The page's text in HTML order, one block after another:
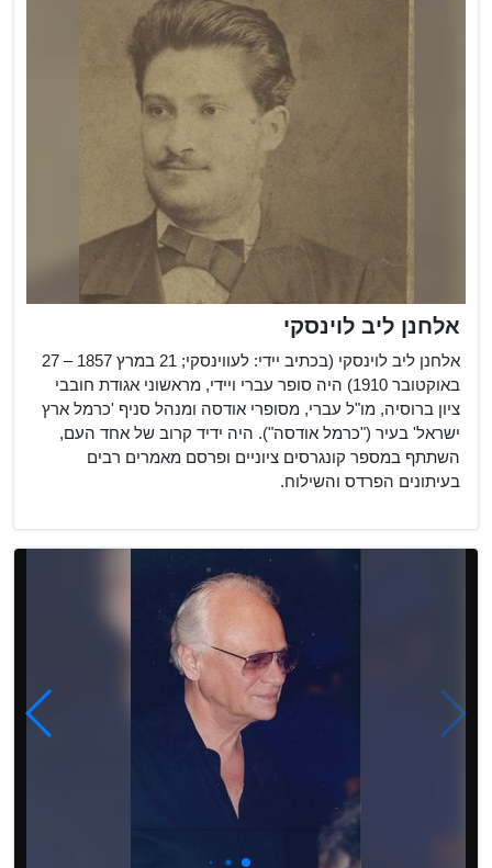
...
אלחנן ליב לוינסקי
אלחנן ליב לוינסקי (בכתיב יידי: לעווינסקי; 21 במרץ 1857 – 27
באוקטובר 1910) היה סופר עברי ויידי, מראשוני אגודת חובבי
ציון ברוסיה, מו"ל עברי, מסופרי אודסה ומנהל סניף 'כרמל ארץ
ישראל' בעיר ("כרמל אודסה"). היה ידיד קרוב של אחד העם,
השתתף במספר קונגרסים ציוניים ופרסם מאמרים רבים
בעיתונים הפרדס והשילוח.